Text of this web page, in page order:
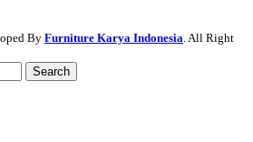
ByFurniture Karya Indonesia. All Right
Search